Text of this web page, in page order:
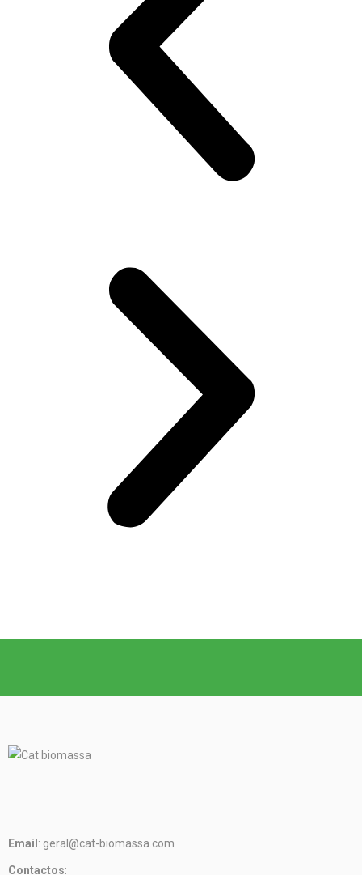
Email : geral@cat-biomassa.com
Contactos: